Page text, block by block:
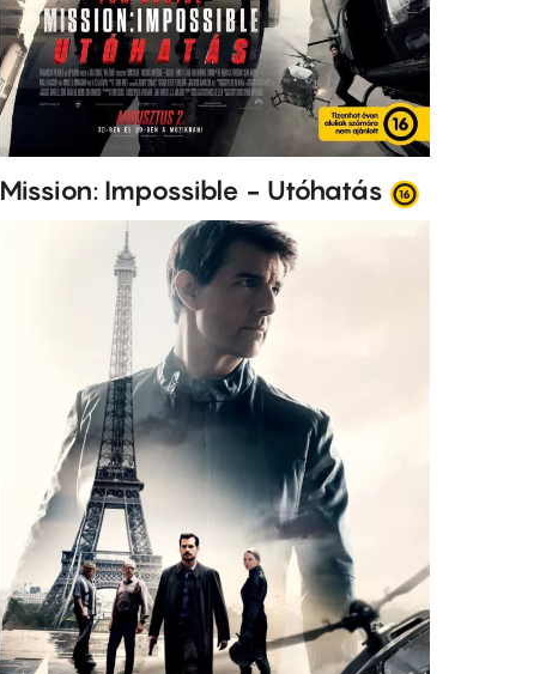
Mission: Impossible - Utóhatás